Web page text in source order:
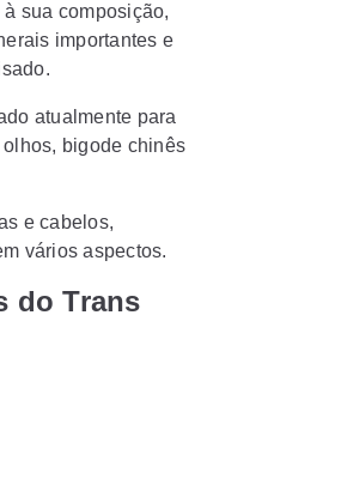
sua composição,
importantes e
atualmente para
bigode chinês
e cabelos,
vários aspectos.
do Trans